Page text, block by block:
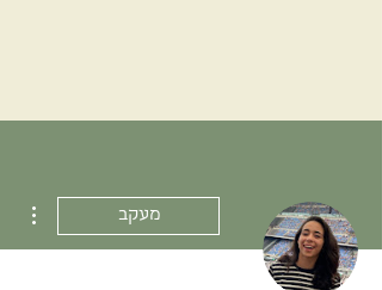
מעקב